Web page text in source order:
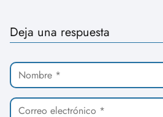
Deja una respuesta